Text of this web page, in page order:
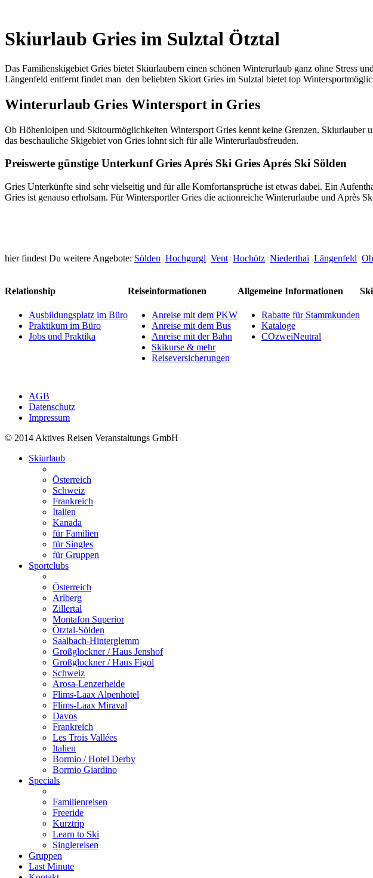
Skiurlaub Gries im Sulztal Ötztal
Das Familienskigebiet Gries bietet Skiurlaubern einen schönen Winterurlaub ganz ohne Stress
Längenfeld entfernt findet man den beliebten Skiort Gries im Sulztal bietet top
Winterurlaub Gries Wintersport in Gries
Ob Höhenloipen und Skitourmöglichkeiten Wintersport Gries kennt keine Grenzen.
das beschauliche Skigebiet von Gries lohnt sich für alle Winterurlaubsfreuden.
Preiswerte günstige Unterkunf Gries Aprés Ski Gries Aprés Ski Sölden
Gries Unterkünfte sind sehr vielseitig und für alle Komfortansprüche ist etwas dabei. Ein
Gries ist genauso erholsam. Für Wintersportler Gries die actionreiche Winterurlaube und Après
hier findest Du weitere Angebote: Sölden Hochgurgl Vent Hochötz Niederthai Längenfeld
Relationship
Ausbildungsplatz im Büro
Praktikum im Büro
Jobs und Praktika
Reiseinformationen
Anreise mit dem PKW
Anreise mit dem Bus
Anreise mit der Bahn
Skikurse & mehr
Reiseversicherungen
Allgemeine Informationen
Rabatte für Stammkunden
Kataloge
COzweiNeutral
AGB
Datenschutz
Impressum
© 2014 Aktives Reisen Veranstaltungs GmbH
Skiurlaub
Österreich
Schweiz
Frankreich
Italien
Kanada
für Familien
für Singles
für Gruppen
Sportclubs
Österreich
Arlberg
Zillertal
Montafon Superior
Ötztal-Sölden
Saalbach-Hinterglemm
Großglockner / Haus Jenshof
Großglockner / Haus Figol
Schweiz
Arosa-Lenzerheide
Flims-Laax Alpenhotel
Flims-Laax Miraval
Davos
Frankreich
Les Trois Vallées
Italien
Bormio / Hotel Derby
Bormio Giardino
Specials
Familienreisen
Freeride
Kurztrip
Learn to Ski
Singlereisen
Gruppen
Last Minute